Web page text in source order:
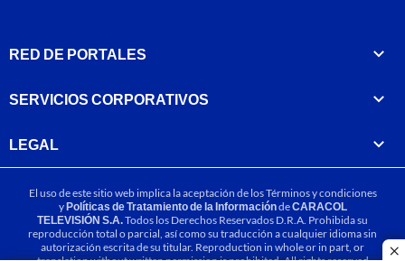
RED DE PORTALES
SERVICIOS CORPORATIVOS
LEGAL
El uso de este sitio web implica la aceptación de losTérminos y condiciones
yPolíticas de Tratamiento de la InformacióndeCARACOL
TELEVISIÓN S.A.Todos los Derechos Reservados D.R.A. Prohibida su
reproducción total o parcial, así como su traducción a cualquier idioma sin
autorización escrita de su titular. Reproduction in whole or in part, or